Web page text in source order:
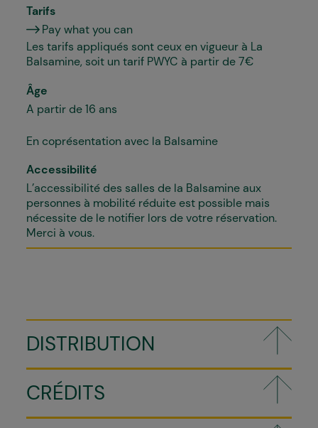
Tarifs
Pay what you can
Les tarifs appliqués sont ceux en vigueur à La
Balsamine, soit un tarif PWYC à partir de 7€
Âge
A partir de 16 ans
En coprésentation avec la Balsamine
Accessibilité
L’accessibilité des salles de la Balsamine aux
personnes à mobilité réduite est possible mais
nécessite de le notifier lors de votre réservation.
Merci à vous.
DISTRIBUTION
CRÉDITS